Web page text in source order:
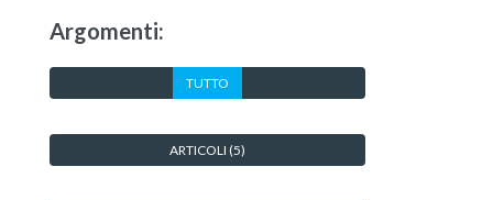
Argomenti:
TUTTO
ARTICOLI (5)